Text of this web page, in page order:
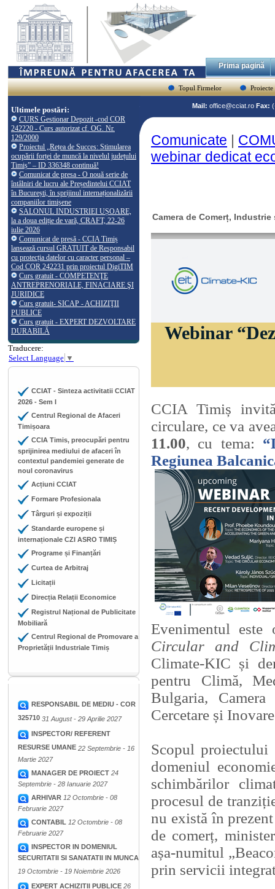
Prima pagină
Topul Firmelor Proiecte
Ultimele postări:
CURS Gestionar Depozit -cod COR
242220 - Curs autorizat cf. OG. Nr.
129/2000
Proiectul „Rețea de Succes: Stimularea
ocupării forței de muncă la nivelul județului
Timiș” – ID 336348 continuă!
Comunicat de presa - O nouă serie de
întâlniri de lucru ale Președintelui CCIAT
în București, în sprijinul internaționalizării
companiilor timișene
SALONUL INDUSTRIEI UȘOARE,
la a doua ediție de vară, CRAFT, 22-26
iulie 2026
Comunicat de presă - CCIA Timiș
lansează cursul GRATUIT de Responsabil
cu protecția datelor cu caracter personal –
Cod COR 242231 prin proiectul DigiTIM
Curs gratuit - COMPETENŢE
ANTREPRENORIALE, FINACIARE ŞI
JURIDICE
Curs gratuit- SICAP - ACHIZIŢII
PUBLICE
Curs gratuit - EXPERT DEZVOLTARE
DURABILĂ
Traducere:
Select Language ▼
CCIAT - Sinteza activitatii CCIAT
2026 - Sem I
Centrul Regional de Afaceri
Timișoara
CCIA Timis, preocupări pentru
sprijinirea mediului de afaceri în
contextul pandemiei generate de
noul coronavirus
Acțiuni CCIAT
Formare Profesionala
Târguri și expoziții
Standarde europene și
internaționale CZI ASRO TIMIȘ
Programe și Finanțări
Curtea de Arbitraj
Licitații
Direcția Relații Economice
Registrul Național de Publicitate
Mobiliară
Centrul Regional de Promovare a
Proprietății Industriale Timiș
RESPONSABIL DE MEDIU - COR
325710 31 August - 29 Aprilie 2027
INSPECTOR/ REFERENT
RESURSE UMANE 22 Septembrie - 16
Martie 2027
MANAGER DE PROIECT 24
Septembrie - 28 Ianuarie 2027
ARHIVAR 12 Octombrie - 08
Februarie 2027
CONTABIL 12 Octombrie - 08
Februarie 2027
INSPECTOR IN DOMENIUL
SECURITATII SI SANATATII IN MUNCA
19 Octombrie - 19 Noiembrie 2026
EXPERT ACHIZITII PUBLICE 26
Mail: office@cciat.ro Fax:
Comunicate |
webinar dedicat
Camera de Comerț,
Webinar “
CCIA Timiș
circulare, ce va
11.00, cu tema:
Regiunea
Evenimentul
Circular and
Climate-KIC și
pentru Climă,
Bulgaria,
Cercetare și
Scopul proiectului
domeniul
schimbărilor
procesul de
nu există în
de comerț,
așa-numitul
prin servicii